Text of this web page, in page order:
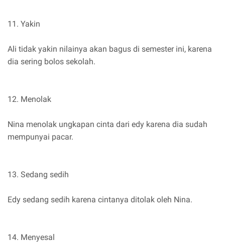
11. Yakin
Ali tidak yakin nilainya akan bagus di semester ini, karena
dia sering bolos sekolah.
12. Menolak
Nina menolak ungkapan cinta dari edy karena dia sudah
mempunyai pacar.
13. Sedang sedih
Edy sedang sedih karena cintanya ditolak oleh Nina.
14. Menyesal